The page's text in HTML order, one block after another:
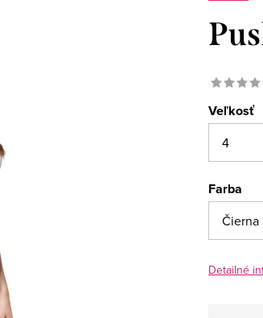
Veľkosť
Farba
Detailné